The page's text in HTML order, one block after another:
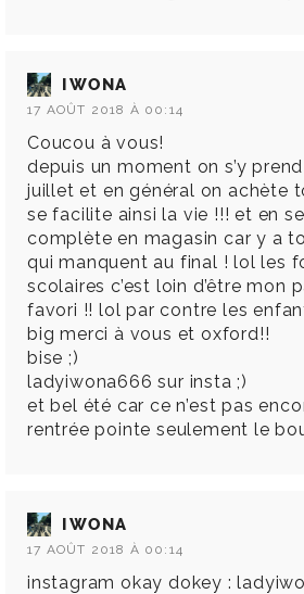
IWONA
17 AOÛT 2018 À 00:14
Coucou à vous!
depuis un moment on s’y prend
juillet et en général on achète
se facilite ainsi la vie !!! et en
complète en magasin car y a
qui manquent au final ! lol les
scolaires c’est loin d’être mon
favori !! lol par contre les
big merci à vous et oxford!!
bise ;)
ladyiwona666 sur insta ;)
et bel été car ce n’est pas
rentrée pointe seulement le
IWONA
17 AOÛT 2018 À 00:14
instagram okay dokey :